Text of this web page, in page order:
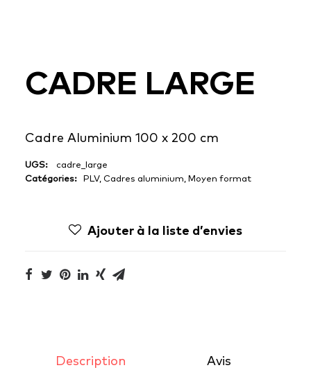
CADRE LARGE
Cadre Aluminium 100 x 200 cm
UGS:
cadre_large
Catégories: PLV, Cadres aluminium Moyen format
Ajouter à la liste d’envies
Description Avis